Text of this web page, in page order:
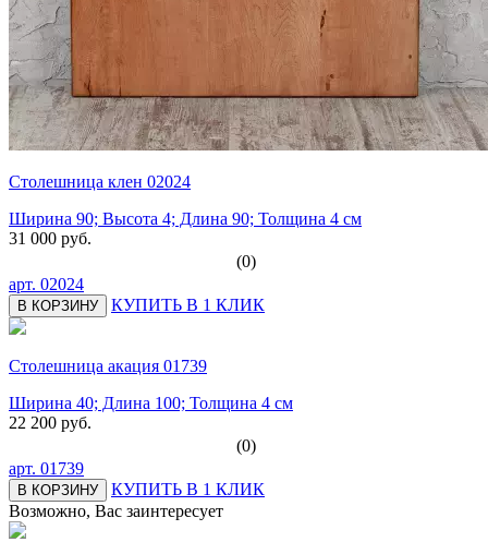
Столешница клен 02024
Ширина 90; Высота 4; Длина 90; Толщина 4 см
31 000 руб.
(0)
арт. 02024
В КОРЗИНУ КУПИТЬ В 1 КЛИК
Столешница акация 01739
Ширина 40; Длина 100; Толщина 4 см
22 200 руб.
(0)
арт. 01739
В КОРЗИНУ
КУПИТЬ В 1 КЛИК
Возможно, Вас заинтересует